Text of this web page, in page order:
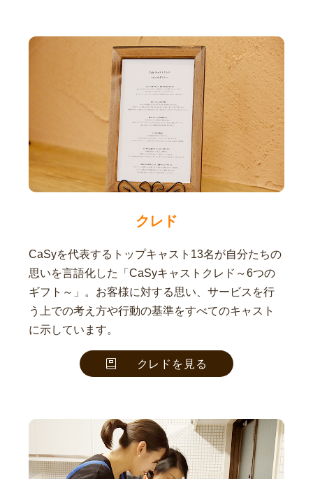
クレド
CaSyを代表するトップキャスト13名が自分たちの
思いを言語化した「CaSyキャストクレド～6つの
ギフト～」。お客様に対する思い、サービスを行
う上での考え方や行動の基準をすべてのキャスト
に示しています。
クレドを見る